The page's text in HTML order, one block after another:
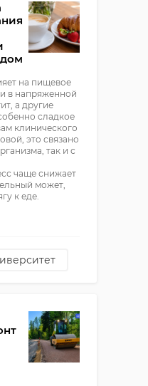
на пищевое
в напряженной
а другие
сладкое
клинического
это связано
так и с
чаще снижает
может,
к еде.